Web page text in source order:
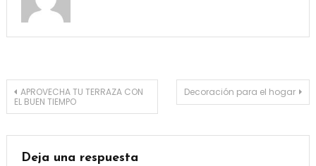
Navegación
entradas
APROVECHA TU TERRAZA CON
EL BUEN TIEMPO
Decoración para el hogar
Deja una respuesta